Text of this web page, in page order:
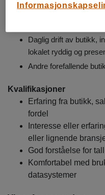
Daglig drift av butikk,
lokalet ryddig og
Andre forefallende
Kvalifikasjoner
Erfaring fra butikk,
fordel
Interesse eller
eller lignende
God forståelse for
Komfortabel med
datasystemer